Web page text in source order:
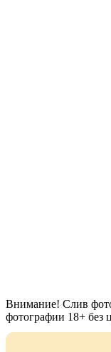
Внимание! Слив
фотографии 18+ без